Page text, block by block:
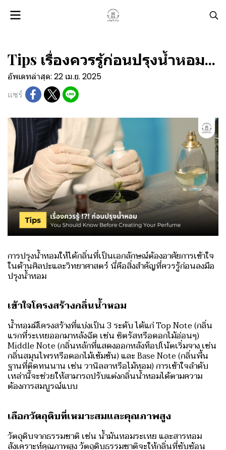
Tips เรื่องควรรู้ก่อนปรุงน้ำหอม...
อัพเดทล่าสุด: 22 เม.ย. 2025
แชร์
การปรุงน้ำหอมให้ได้กลิ่นที่เป็นเอกลักษณ์ต้องอาศัยการเข้าใจ
ในด้านศิลปะและวิทยาศาสตร์ นี่คือสิ่งสำคัญที่ควรรู้ก่อนลงมือ
ปรุงน้ำหอม
เข้าใจโครงสร้างกลิ่นน้ำหอม
น้ำหอมมีโครงสร้างที่แบ่งเป็น 3 ระดับ ได้แก่ Top Note (กลิ่น
แรกที่ระเหยออกมาหลังฉีด เช่น ซิตรัสหรือดอกไม้อ่อนๆ)
Middle Note (กลิ่นหลักที่แสดงออกหลังท็อปโน้ตเริ่มจาง เช่น
กลิ่นสมุนไพรหรือดอกไม้เข้มข้น) และ Base Note (กลิ่นพื้น
ฐานที่ติดทนนาน เช่น วานิลลาหรือไม้หอม) การเข้าใจลำดับ
เหล่านี้จะช่วยให้สามารถปรับแต่งกลิ่นน้ำหอมได้ตามความ
ต้องการสมบูรณ์แบบ
เลือกวัตถุดิบที่เหมาะสมและคุณภาพสูง
วัตถุดิบจากธรรมชาติ เช่น น้ำมันหอมระเหย และสารหอม
สังเคราะห์คุณภาพสูง วัตถุดิบธรรมชาติจะให้กลิ่นที่ซับซ้อน